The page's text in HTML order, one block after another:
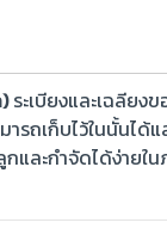
ระเบียงและเฉลียง
ถเก็บไว้ในนั้นไ
ละกำจัดได้ง่าย